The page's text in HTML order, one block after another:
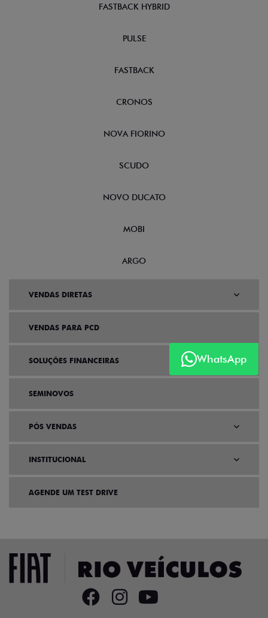
WhatsApp
FASTBACK HYBRID
PULSE
FASTBACK
CRONOS
NOVA FIORINO
SCUDO
NOVO DUCATO
MOBI
ARGO
VENDAS DIRETAS
VENDAS PARA PCD
SOLUÇÕES FINANCEIRAS
SEMINOVOS
PÓS VENDAS
INSTITUCIONAL
AGENDE UM TEST DRIVE